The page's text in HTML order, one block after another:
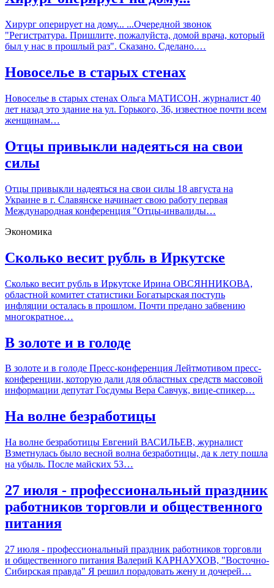
Хирург оперирует на дому... ...Очередной звонок
"Регистратура. Пришлите, пожалуйста, домой врача, который
был у нас в прошлый раз". Сказано. Сделано.…
Новоселье в старых стенах
Новоселье в старых стенах Ольга МАТИСОН, журналист 40
лет назад это здание на ул. Горького, 36, известное почти всем
женщинам…
Отцы привыкли надеяться на свои
силы
Отцы привыкли надеяться на свои силы 18 августа на
Украине в г. Славянске начинает свою работу первая
Международная конференция "Отцы-инвалиды…
Экономика
Сколько весит рубль в Иркутске
Сколько весит рубль в Иркутске Ирина ОВСЯННИКОВА,
областной комитет статистики Богатырская поступь
инфляции осталась в прошлом. Почти предано забвению
многократное…
В золоте и в голоде
В золоте и в голоде Пресс-конференция Лейтмотивом пресс-
конференции, которую дали для областных средств массовой
информации депутат Госдумы Вера Савчук, вице-спикер…
На волне безработицы
На волне безработицы Евгений ВАСИЛЬЕВ, журналист
Взметнулась было весной волна безработицы, да к лету пошла
на убыль. После майских 53…
27 июля - профессиональный праздник
работников торговли и общественного
питания
27 июля - профессиональный праздник работников торговли
и общественного питания Валерий КАРНАУХОВ, "Восточно-
Сибирская правда" Я решил порадовать жену и дочерей…